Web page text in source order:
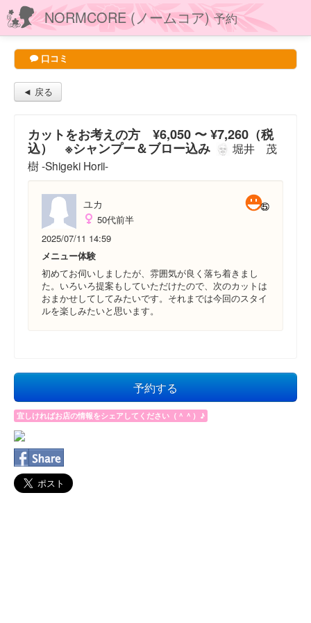
NORMCORE (ノームコア)予約
口コミ
◄ 戻る
カットをお考えの方 ¥6,050 〜 ¥7,260（税
込） ※シャンプー＆ブロー込み
堀井 茂
樹 -Shigeki Horii-
ユカ
50代前半
2025/07/11 14:59
メニュー体験
初めてお伺いしましたが、雰囲気が良く落ち着きまし
た。いろいろ提案もしていただけたので、次のカットは
おまかせしてしてみたいです。それまでは今回のスタイ
ルを楽しみたいと思います。
予約する
宜しければお店の情報をシェアしてください（＾＾）♪